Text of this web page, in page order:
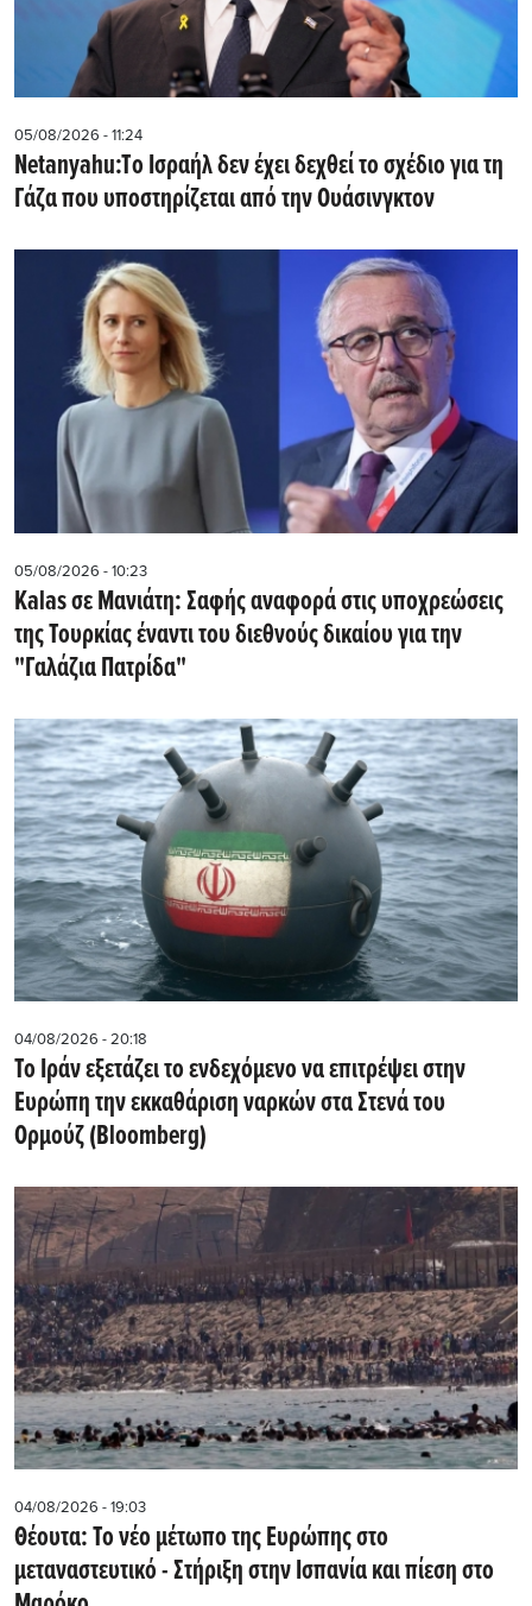
05/08/2026 - 11:24
Netanyahu:Tο Ισραήλ δεν έχει δεχθεί το σχέδιο για τη
Γάζα που υποστηρίζεται από την Ουάσινγκτον
05/08/2026 - 10:23
Kalas σε Μανιάτη: Σαφής αναφορά στις υποχρεώσεις
της Τουρκίας έναντι του διεθνούς δικαίου για την
"Γαλάζια Πατρίδα"
04/08/2026 - 20:18
Το Ιράν εξετάζει το ενδεχόμενο να επιτρέψει στην
Ευρώπη την εκκαθάριση ναρκών στα Στενά του
Ορμούζ (Bloomberg)
04/08/2026 - 19:03
Θέουτα: Το νέο μέτωπο της Ευρώπης στο
μεταναστευτικό - Στήριξη στην Ισπανία και πίεση στο